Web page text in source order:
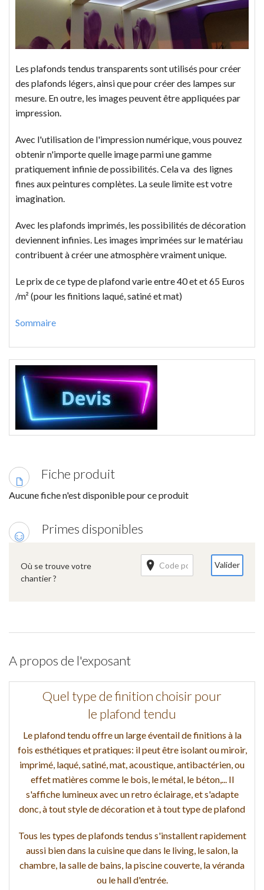
Les plafonds tendus transparents sont utilisés pour créer
des plafonds légers, ainsi que pour créer des lampes sur
mesure. En outre, les images peuvent être appliquées par
impression.
Avec l'utilisation de l'impression numérique, vous pouvez
obtenir n'importe quelle image parmi une gamme
pratiquement infinie de possibilités. Cela va des lignes
fines aux peintures complètes. La seule limite est votre
imagination.
Avec les plafonds imprimés, les possibilités de décoration
deviennent infinies. Les images imprimées sur le matériau
contribuent à créer une atmosphère vraiment unique.
Le prix de ce type de plafond varie entre 40 et et 65 Euros
/m² (pour les finitions laqué, satiné et mat)
Sommaire
Fiche produit
Aucune fiche n'est disponible pour ce produit
Primes disponibles
Où se trouve votre
chantier ?
Valider
A propos de l'exposant
Quel type de finition choisir pour
le plafond tendu
Le plafond tendu offre un large éventail de finitions à la
fois esthétiques et pratiques: il peut être isolant ou miroir,
imprimé, laqué, satiné, mat, acoustique, antibactérien, ou
effet matières comme le bois, le métal, le béton,... Il
s'affiche lumineux avec un retro éclairage, et s'adapte
donc, à tout style de décoration et à tout type de plafond
Tous les types de plafonds tendus s'installent rapidement
aussi bien dans la cuisine que dans le living, le salon, la
chambre, la salle de bains, la piscine couverte, la véranda
ou le hall d'entrée.